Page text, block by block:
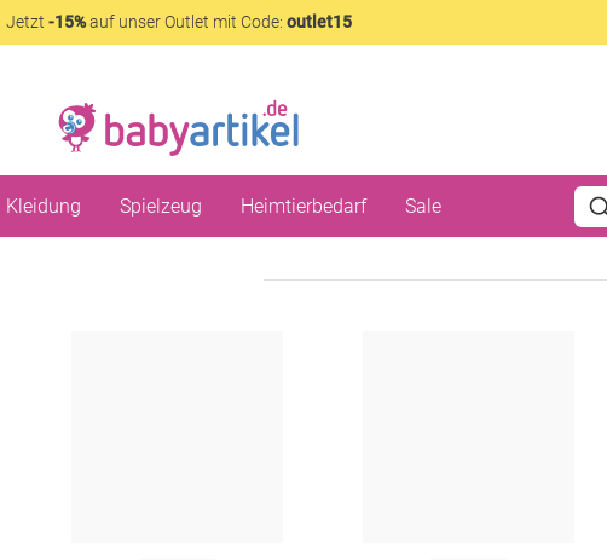
Jetzt -15%auf unser Outlet mit Code: outlet15
Kleidung Spielzeug Heimtierbedarf Sale